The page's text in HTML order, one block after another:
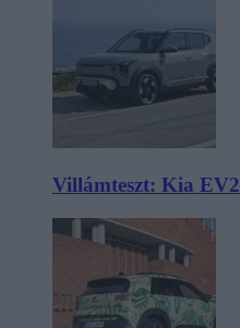
Villámteszt: Kia EV2